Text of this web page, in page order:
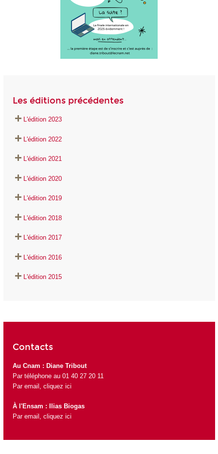
Les éditions précédentes
L'édition 2023
L'édition 2022
L'édition 2021
L'édition 2020
L'édition 2019
L'édition 2018
L'édition 2017
L'édition 2016
L'édition 2015
Contacts
Au Cnam : Diane Tribout
Par téléphone au 01 40 27 20 11
Par email, cliquez ici
À l'Ensam : Ilias Biogas
Par email, cliquez ici